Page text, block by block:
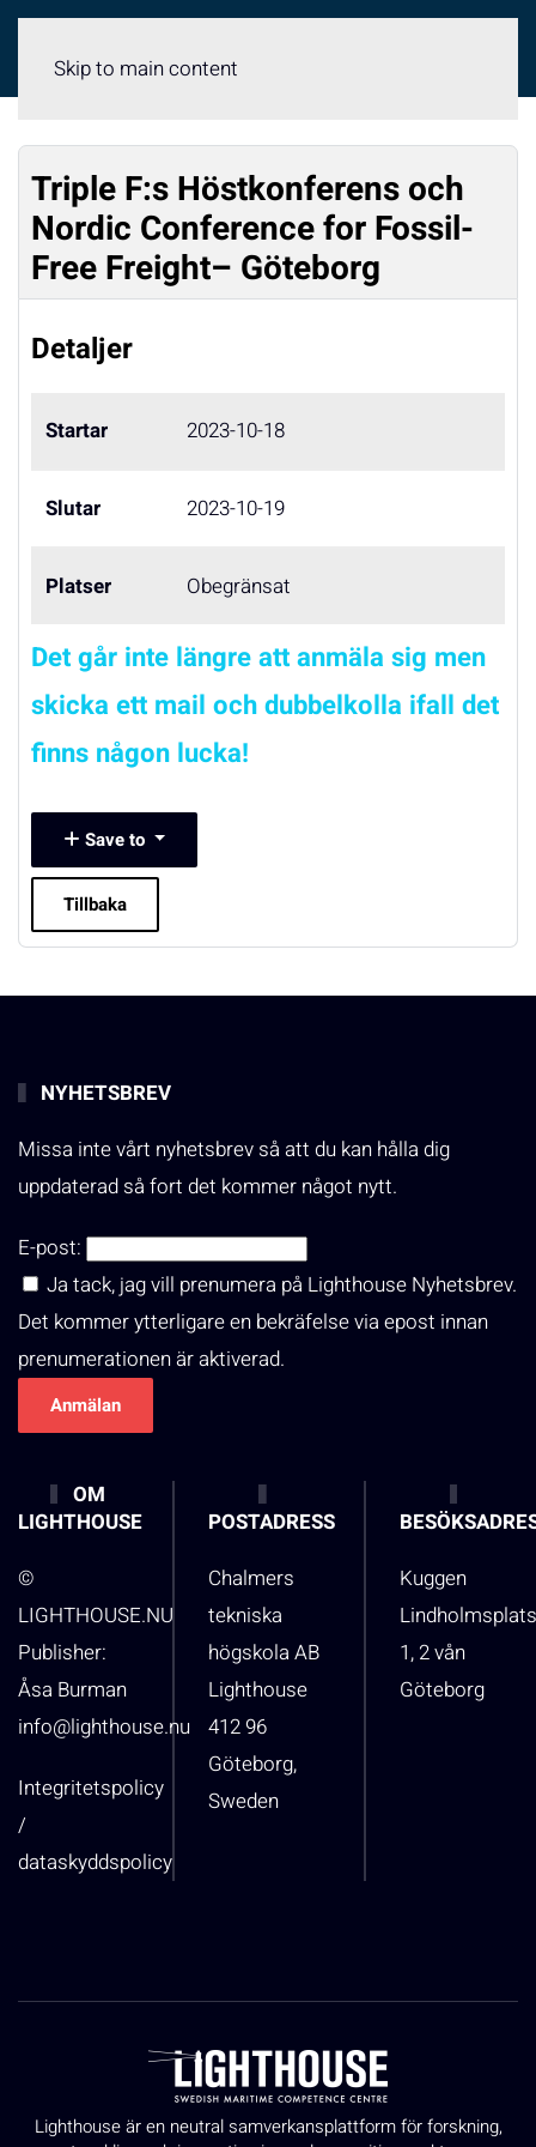
Skip to main content
Triple F:s Höstkonferens och
Nordic Conference for Fossil-
Free Freight– Göteborg
Detaljer
Startar 2023-10-18
Slutar 2023-10-19
Platser Obegränsat
Det går inte längre att anmäla sig men
skicka ett mail och dubbelkolla ifall det
finns någon lucka!
Save to
Tillbaka
NYHETSBREV
Missa inte vårt nyhetsbrev så att du kan hålla dig
uppdaterad så fort det kommer något nytt.
E-post:
Ja tack, jag vill prenumera på Lighthouse Nyhetsbrev.
Det kommer ytterligare en bekräfelse via epost innan
prenumerationen är aktiverad.
OM
LIGHTHOUSE
©
LIGHTHOUSE.NU
Publisher:
Åsa Burman
info@lighthouse.nu
Integritetspolicy
/
dataskyddspolicy
POSTADRESS
Chalmers
tekniska
högskola AB
Lighthouse
412 96
Göteborg,
Sweden
Kuggen
1, 2 vån
Göteborg
Lighthouse är en neutral samverkansplattform för forskning,